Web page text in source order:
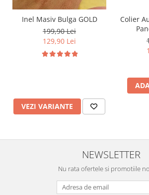
Inel Masiv Bulga GOLD
199,90 Lei
129,90 Lei
VEZI VARIANTE
Colier
NEWSLETTER
Nu rata ofertele si promotiile